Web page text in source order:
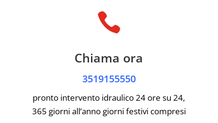

Chiama ora
3519155550
pronto intervento idraulico 24 ore su 24,
365 giorni all’anno giorni festivi compresi